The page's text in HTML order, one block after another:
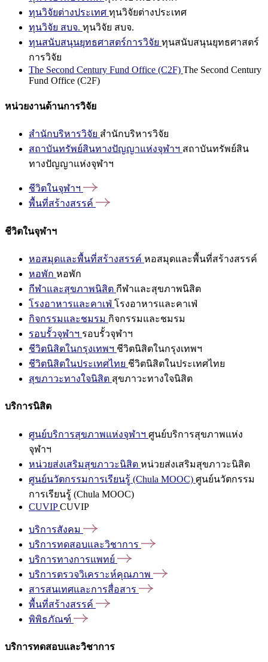
ทุนวิจัยต่างประเทศ ทุนวิจัยต่างประเทศ
ทุนวิจัย สบจ. ทุนวิจัย สบจ.
ทุนสนับสนุนยุทธศาสตร์การวิจัย ทุนสนับสนุนยุทธศาสตร์
การวิจัย
The Second Century Fund Office (C2F) The Second Century
Fund Office (C2F)
หน่วยงานด้านการวิจัย
สำนักบริหารวิจัย สำนักบริหารวิจัย
สถาบันทรัพย์สินทางปัญญาแห่งจุฬาฯ สถาบันทรัพย์สิน
ทางปัญญาแห่งจุฬาฯ
ชีวิตในจุฬาฯ
พื้นที่สร้างสรรค์
ชีวิตในจุฬาฯ
หอสมุดและพื้นที่สร้างสรรค์ หอสมุดและพื้นที่สร้างสรรค์
หอพัก หอพัก
กีฬาและสุขภาพนิสิต กีฬาและสุขภาพนิสิต
โรงอาหารและคาเฟ่ โรงอาหารและคาเฟ่
กิจกรรมและชมรม กิจกรรมและชมรม
รอบรั้วจุฬาฯ รอบรั้วจุฬาฯ
ชีวิตนิสิตในกรุงเทพฯ ชีวิตนิสิตในกรุงเทพฯ
ชีวิตนิสิตในประเทศไทย ชีวิตนิสิตในประเทศไทย
สุขภาวะทางใจนิสิต สุขภาวะทางใจนิสิต
บริการนิสิต
ศูนย์บริการสุขภาพแห่งจุฬาฯ ศูนย์บริการสุขภาพแห่ง
จุฬาฯ
หน่วยส่งเสริมสุขภาวะนิสิต หน่วยส่งเสริมสุขภาวะนิสิต
ศูนย์นวัตกรรมการเรียนรู้ (Chula MOOC) ศูนย์นวัตกรรม
การเรียนรู้ (Chula MOOC)
CUVIPCUVIP
บริการสังคม
บริการทดสอบและวิชาการ
บริการทางการแพทย์
บริการตรวจวิเคราะห์คุณภาพ
สารสนเทศและการสื่อสาร
พื้นที่สร้างสรรค์
พิพิธภัณฑ์
บริการทดสอบและวิชาการ